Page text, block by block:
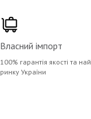
Власний імпорт
100% гарантія якості та
ринку України